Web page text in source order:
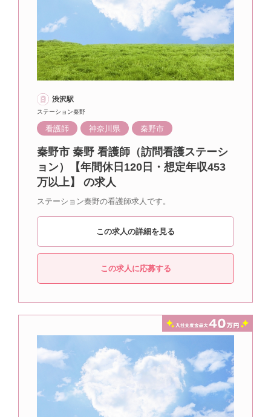
渋沢駅
ステーション秦野
看護師 神奈川県 秦野市
秦野市 秦野 看護師（訪問看護ステーシ
ョン）【年間休日120日・想定年収453
万以上】 の求人
ステーション秦野の看護師求人です。
この求人の詳細を見る
この求人に応募する